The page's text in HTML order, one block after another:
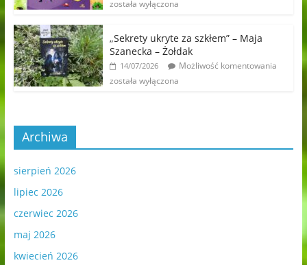
została wyłączona
„Sekrety ukryte za szkłem” – Maja
Szanecka – Żołdak
14/07/2026
Możliwość komentowania
została wyłączona
Archiwa
sierpień 2026
lipiec 2026
czerwiec 2026
maj 2026
kwiecień 2026